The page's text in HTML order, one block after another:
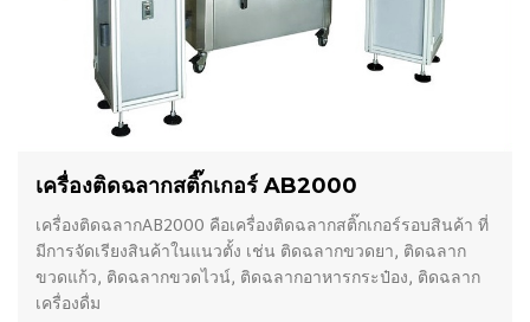
เครื่องติดฉลากสติ๊กเกอร์ AB2000
เครื่องติดฉลากAB2000 คือเครื่องติดฉลากสติ๊กเกอร์รอบสินค้า ที่
มีการจัดเรียงสินค้าในแนวตั้ง เช่น ติดฉลากขวดยา, ติดฉลาก
ขวดแก้ว, ติดฉลากขวดไวน์, ติดฉลากอาหารกระป๋อง, ติดฉลาก
เครื่องดื่ม